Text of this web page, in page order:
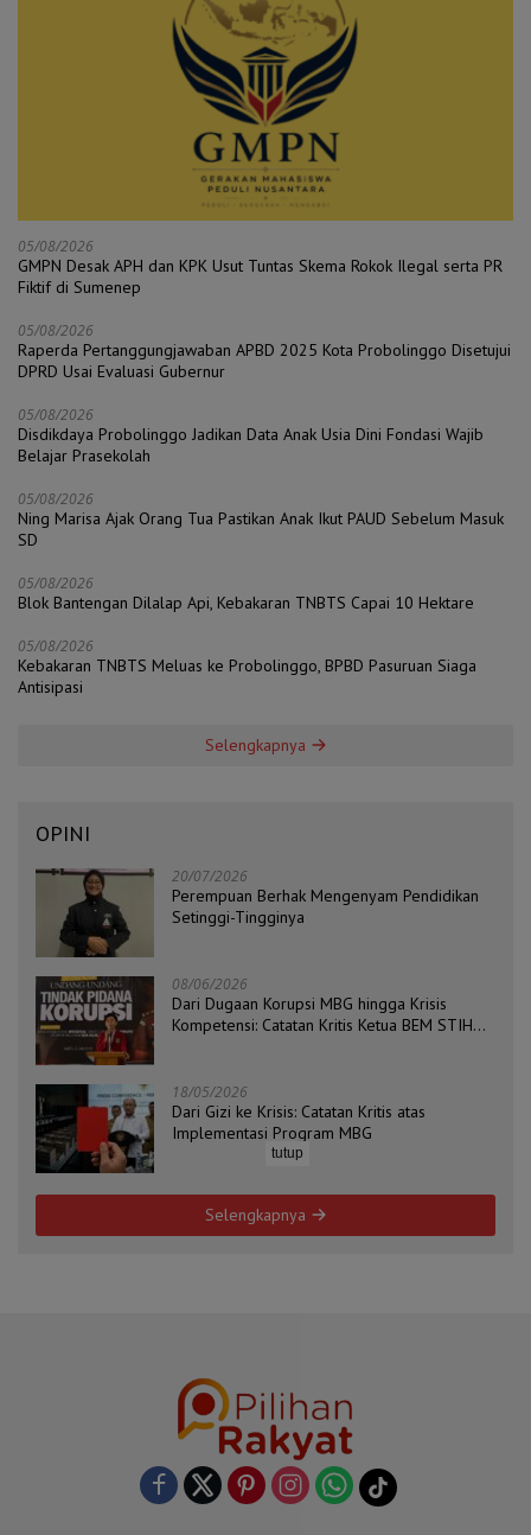
05/08/2026
GMPN Desak APH dan KPK Usut Tuntas Skema Rokok Ilegal serta PR
Fiktif di Sumenep
05/08/2026
Raperda Pertanggungjawaban APBD 2025 Kota Probolinggo Disetujui
DPRD Usai Evaluasi Gubernur
05/08/2026
Disdikdaya Probolinggo Jadikan Data Anak Usia Dini Fondasi Wajib
Belajar Prasekolah
05/08/2026
Ning Marisa Ajak Orang Tua Pastikan Anak Ikut PAUD Sebelum Masuk
SD
05/08/2026
Blok Bantengan Dilalap Api, Kebakaran TNBTS Capai 10 Hektare
05/08/2026
Kebakaran TNBTS Meluas ke Probolinggo, BPBD Pasuruan Siaga
Antisipasi
Selengkapnya
OPINI
20/07/2026
Perempuan Berhak Mengenyam Pendidikan
Setinggi-Tingginya
08/06/2026
Dari Dugaan Korupsi MBG hingga Krisis
Kompetensi: Catatan Kritis Ketua BEM STIH
18/05/2026
Dari Gizi ke Krisis: Catatan Kritis atas
Implementasi Program MBG
Selengkapnya
tutup